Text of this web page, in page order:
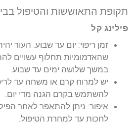
תקופת התאוששות והטיפול
פילינג קל
זמן ריפוי: יום עד שבוע. העור
שהאדמומיות תחלוף עשויים
במשך שלושה ימים עד שבוע.
יש למרוח קרם או משחה עד
להשתמש בקרם הגנה מדי יום.
איפור: ניתן להתאפר לאחר
לחכות עד למחרת הטיפול.